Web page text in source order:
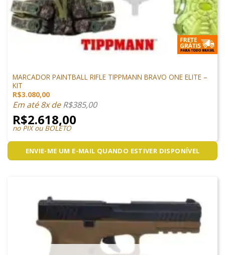
MARCADOR PAINTBALL RIFLE TIPPMANN BRAVO ONE ELITE –
KIT
R$3.080,00
Em até 8x deR$385,00
R$2.618,00
no PIX ou BOLETO
ENVIE-ME UM E-MAIL QUANDO ESTIVER DISPONÍVEL